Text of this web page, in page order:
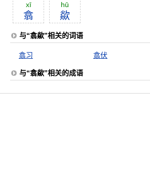
xī
翕
hū
歘
与“翕歘”相关的词语
翕习 翕伏
与“翕歘”相关的成语